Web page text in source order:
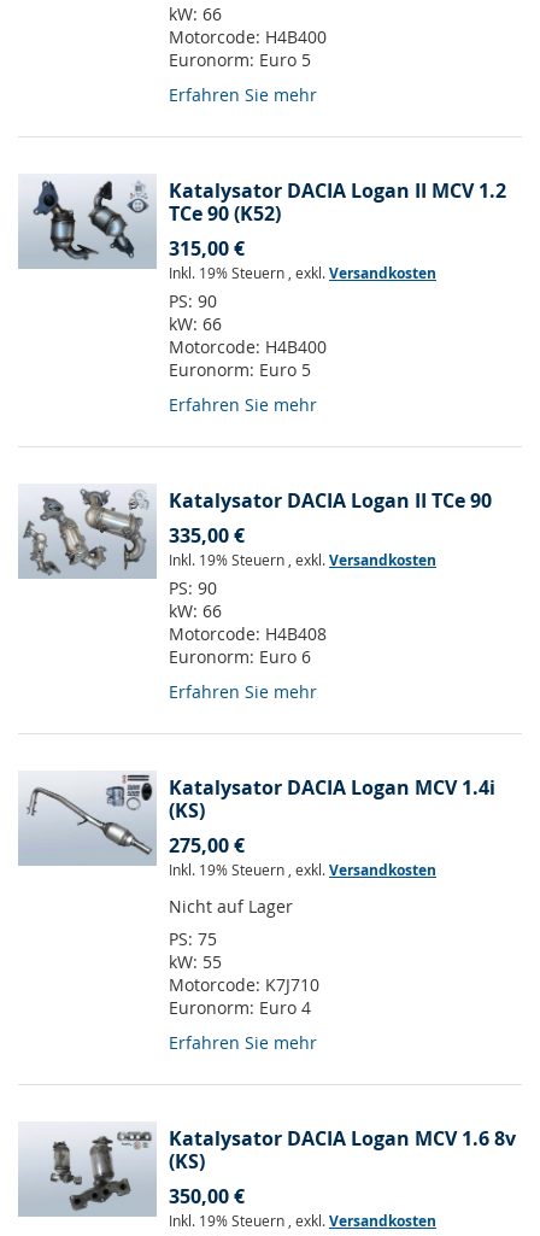
kW: 66
Motorcode: H4B400
Euronorm: Euro 5
Erfahren Sie mehr
Katalysator DACIA Logan II MCV 1.2
TCe 90 (K52)
315,00 €
Inkl. 19% Steuern , exkl.Versandkosten
PS: 90
kW: 66
Motorcode: H4B400
Euronorm: Euro 5
Erfahren Sie mehr
Katalysator DACIA Logan II TCe 90
335,00 €
Inkl. 19% Steuern , exkl.Versandkosten
PS: 90
kW: 66
Motorcode: H4B408
Euronorm: Euro 6
Erfahren Sie mehr
Katalysator DACIA Logan MCV 1.4i
(KS)
275,00 €
Inkl. 19% Steuern , exkl.Versandkosten
Nicht auf Lager
PS: 75
kW: 55
Motorcode: K7J710
Euronorm: Euro 4
Erfahren Sie mehr
Katalysator DACIA Logan MCV 1.6 8v
(KS)
350,00 €
Inkl. 19% Steuern , exkl.Versandkosten